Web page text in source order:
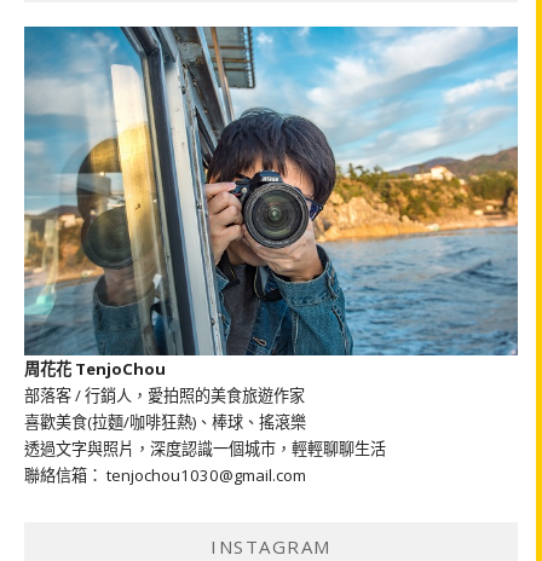
周花花 TenjoChou
部落客 / 行銷人，愛拍照的美食旅遊作家
喜歡美食(拉麵/咖啡狂熱)、棒球、搖滾樂
透過文字與照片，深度認識一個城市，輕輕聊聊生活
聯絡信箱： tenjochou1030@gmail.com
INSTAGRAM